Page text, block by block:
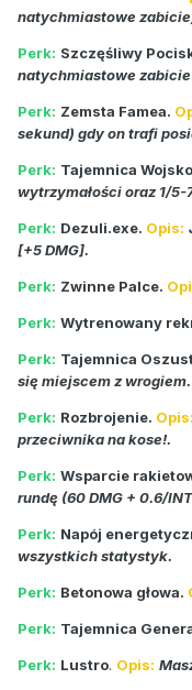
natychmiastowe
Perk: Szczęśliwy
natychmiastowe
Perk: Zemsta Famea.
sekund) gdy on trafi
Perk: Tajemnica
wytrzymałości oraz 1/
Perk: Dezuli.exe. Opis:
[+5 DMG].
Perk: Zwinne Palce.
Perk: Wytrenowany
Perk: Tajemnica
się miejscem z wrogiem.
Perk: Rozbrojenie. Opis:
przeciwnika na kose!.
Perk: Wsparcie
rundę (60 DMG + 0.6/
Perk: Napój
wszystkich statystyk.
Perk: Betonowa głowa.
Perk: Tajemnica
Perk: Lustro. Opis: